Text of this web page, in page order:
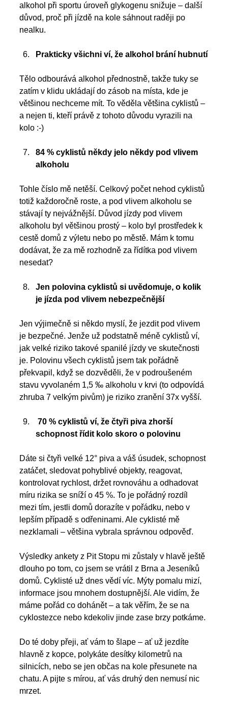
alkohol při sportu úroveň glykogenu snižuje – další
důvod, proč při jízdě na kole sáhnout raději po
nealku.
Prakticky všichni ví, že alkohol brání hubnutí
Tělo odbourává alkohol přednostně, takže tuky se
zatím v klidu ukládají do zásob na místa, kde je
většinou nechceme mít. To věděla většina cyklistů –
a nejen ti, kteří právě z tohoto důvodu vyrazili na
kolo :-)
84 % cyklistů někdy jelo někdy pod vlivem
alkoholu
Tohle číslo mě netěší. Celkový počet nehod cyklistů
totiž každoročně roste, a pod vlivem alkoholu se
stávají ty nejvážnější. Důvod jízdy pod vlivem
alkoholu byl většinou prostý – kolo byl prostředek k
cestě domů z výletu nebo po městě. Mám k tomu
dodávat, že za mě rozhodně za řídítka pod vlivem
nesedat?
Jen polovina cyklistů si uvědomuje, o kolik
je jízda pod vlivem nebezpečnější
Jen výjimečně si někdo myslí, že jezdit pod vlivem
je bezpečné. Jenže už podstatně méně cyklistů ví,
jak velké riziko takové spanilé jízdy ve skutečnosti
je. Polovinu všech cyklistů jsem tak pořádně
překvapil, když se dozvěděli, že v podroušeném
stavu vyvolaném 1,5 ‰ alkoholu v krvi (to odpovídá
zhruba 7 velkým pivům) je riziko zranění 37x vyšší.
70 % cyklistů ví, že čtyři piva zhorší
schopnost řídit kolo skoro o polovinu
Dáte si čtyři velké 12° piva a váš úsudek, schopnost
zatáčet, sledovat pohyblivé objekty, reagovat,
kontrolovat rychlost, držet rovnováhu a odhadovat
míru rizika se sníží o 45 %. To je pořádný rozdíl
mezi tím, jestli domů dorazíte v pořádku, nebo v
lepším případě s odřeninami. Ale cyklisté mě
nezklamali – většina vybrala správnou odpověď.
Výsledky ankety z Pit Stopu mi zůstaly v hlavě ještě
dlouho po tom, co jsem se vrátil z Brna a Jeseníků
domů. Cyklisté už dnes vědí víc. Mýty pomalu mizí,
informace jsou mnohem dostupnější. Ale vidím, že
máme pořád co dohánět – a tak věřím, že se na
cyklostezce nebo kdekoliv jinde zase brzy potkáme.
Do té doby přeji, ať vám to šlape – ať už jezdíte
hlavně z kopce, polykáte desítky kilometrů na
silnicích, nebo se jen občas na kole přesunete na
chatu. A pijte s mírou, ať vás druhý den nemusí nic
mrzet.